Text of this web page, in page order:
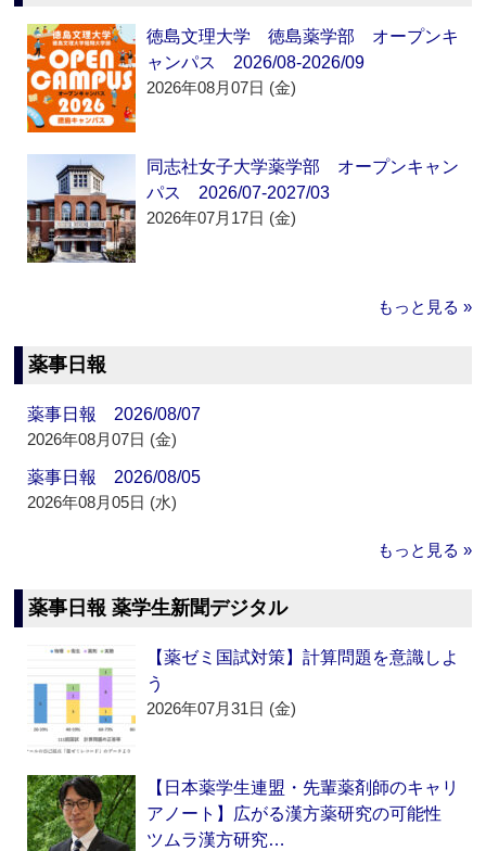
徳島文理大学 徳島薬学部 オープンキ
ャンパス 2026/08-2026/09
2026年08月07日 (金)
同志社女子大学薬学部 オープンキャン
パス 2026/07-2027/03
2026年07月17日 (金)
もっと見る »
薬事日報
薬事日報 2026/08/07
2026年08月07日 (金)
薬事日報 2026/08/05
2026年08月05日 (水)
もっと見る »
薬事日報 薬学生新聞デジタル
【薬ゼミ国試対策】計算問題を意識しよ
う
2026年07月31日 (金)
【日本薬学生連盟・先輩薬剤師のキャリ
アノート】広がる漢方薬研究の可能性
ツムラ漢方研究…